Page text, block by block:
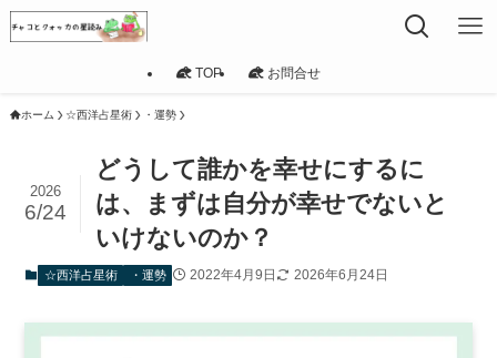
TOP お問合せ
ホーム ☆西洋占星術 ・運勢
どうして誰かを幸せにするに
は、まずは自分が幸せでないと
いけないのか？
2026
6/24
☆西洋占星術 ・運勢 2022年4月9日 2026年6月24日